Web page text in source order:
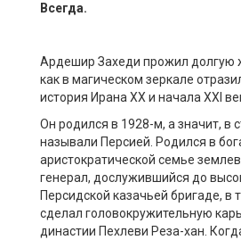
Всегда.
Ардешир Захеди прожил долгую
как в магическом зеркале
история Ирана XX и начала XXI
Он родился в 1928-м, а значит, в
называли Персией. Родился в
аристократической семье
генерал, дослужившийся до
Персидской казачьей бригаде, в
сделал головокружительную
династии Пехлеви Реза-хан.